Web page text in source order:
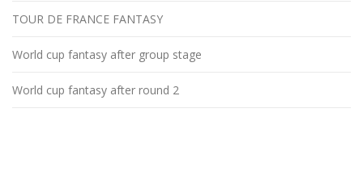
TOUR DE FRANCE FANTASY
World cup fantasy after group stage
World cup fantasy after round 2